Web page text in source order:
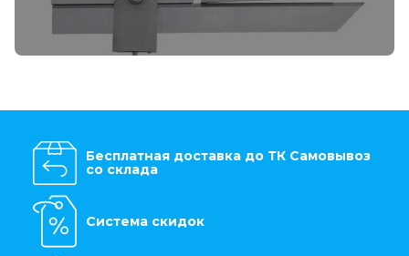
Бесплатная доставка до ТК Самовывоз
со склада
Система скидок